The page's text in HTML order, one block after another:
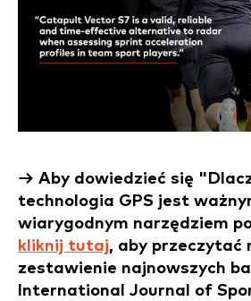
→ Aby dowiedzieć się
technologia GPS jest
wiarygodnym narzędziem
kliknij tutaj, aby przeczytać
zestawienie najnowszych
International Journal of